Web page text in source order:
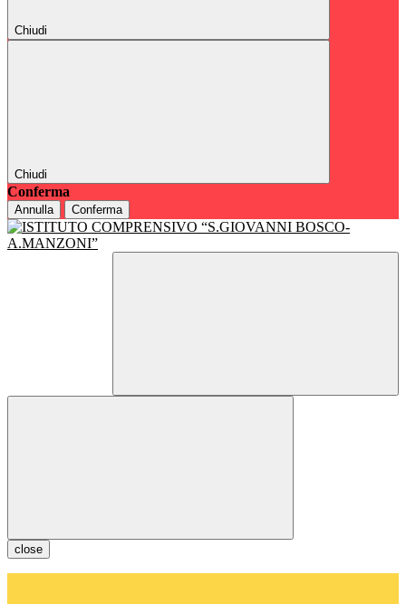
Chiudi
Chiudi
Conferma
Annulla Conferma
close